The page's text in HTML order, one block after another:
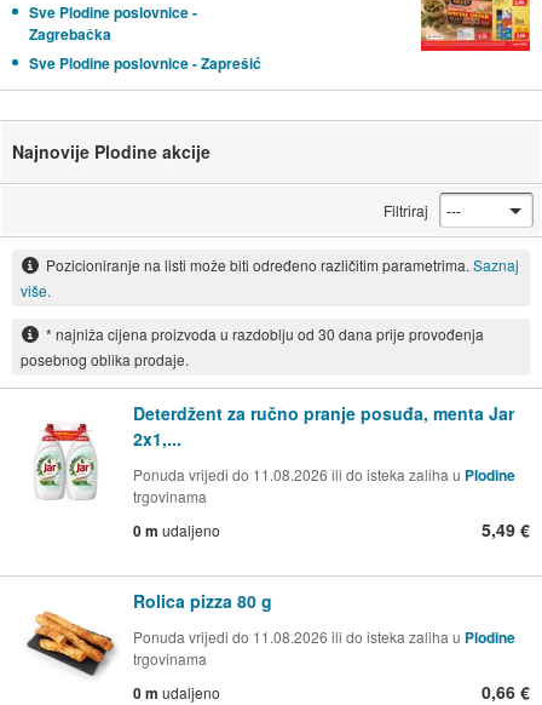
Sve Plodine poslovnice -
Zagrebačka
Sve Plodine poslovnice - Zaprešić
Najnovije Plodine akcije
Filtriraj
Pozicioniranje na listi može biti određeno različitim parametrima. Saznaj
više.
* najniža cijena proizvoda u razdoblju od 30 dana prije provođenja
posebnog oblika prodaje.
Deterdžent za ručno pranje posuđa, menta Jar
2x1,...
Ponuda vrijedi do 11.08.2026 ili do isteka zaliha u Plodine
trgovinama
0 m udaljeno 5,49 €
Rolica pizza 80 g
Ponuda vrijedi do 11.08.2026 ili do isteka zaliha u Plodine
trgovinama
0 m udaljeno 0,66 €